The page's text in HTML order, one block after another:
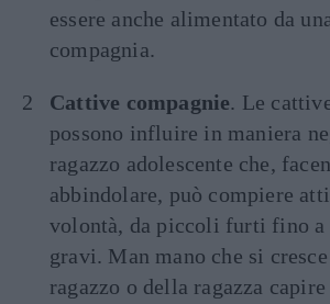
essere anche alimentato da
compagnia.
Cattive compagnie. Le
possono influire in maniera
ragazzo adolescente che,
abbindolare, può compiere
volontà, da piccoli furti fino
gravi. Man mano che si
ragazzo o della ragazza